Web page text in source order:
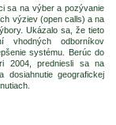
sa na výber a pozývanie
výziev (open calls) a na
Ukázalo sa, že tieto
odborníkov
systému. Berúc do
2004, predniesli sa na
dosiahnutie geografickej